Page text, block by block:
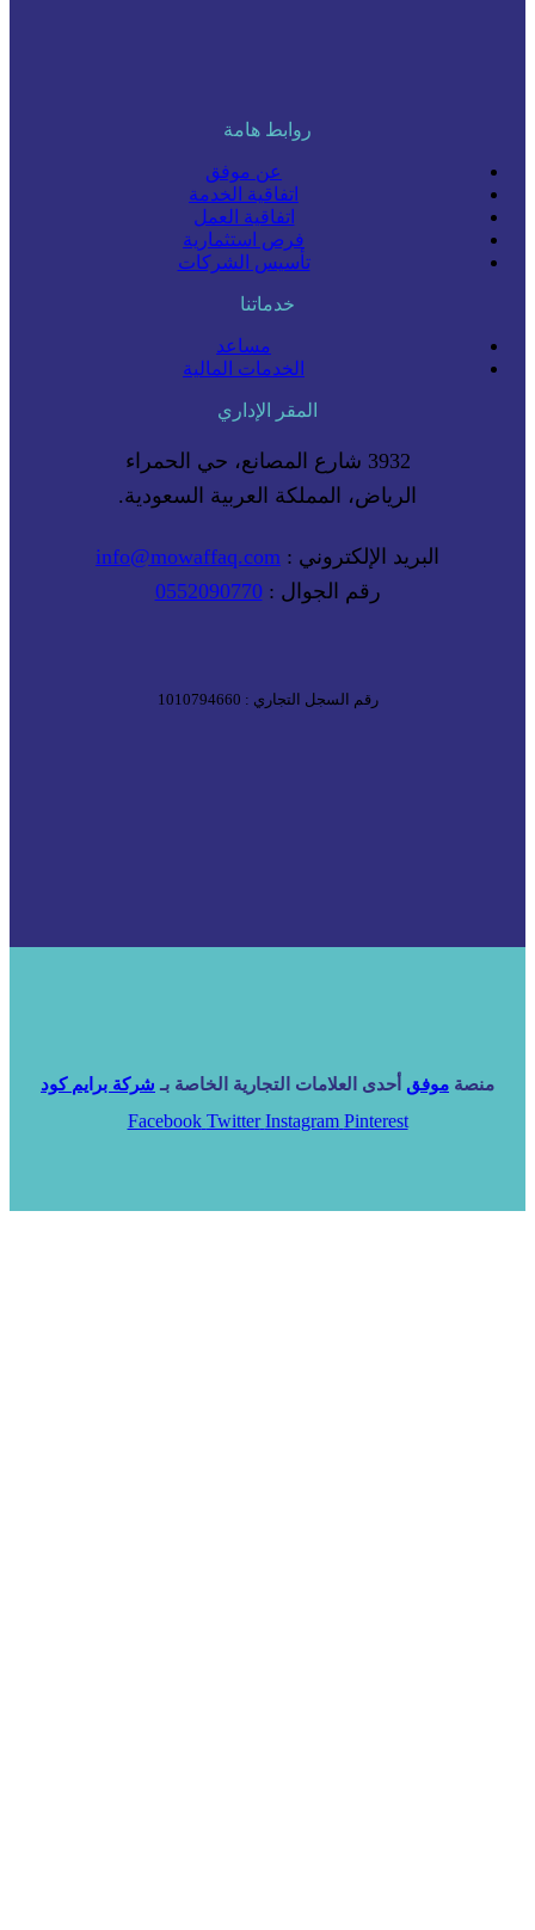
روابط هامة
عن موفق
اتفاقية الخدمة
اتفاقية العمل
فرص استثمارية
تأسيس الشركات
خدماتنا
مساعد
الخدمات المالية
المقر الإداري
3932 شارع المصانع، حي الحمراء
الرياض، المملكة العربية السعودية.
البريد الإلكتروني : info@mowaffaq.com
رقم الجوال :0552090770
رقم السجل التجاري : 1010794660
منصة موفق أحدى العلامات التجارية الخاصة بـ شركة برايم كود
Facebook Twitter Instagram Pinterest